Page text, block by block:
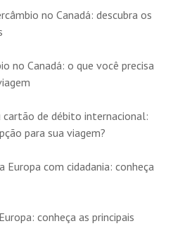
no Canadá: descubra os
no Canadá: o que você precisa
cartão de débito internacional:
para sua viagem?
Europa com cidadania: conheça
conheça as principais